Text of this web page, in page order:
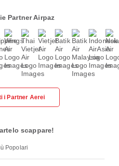
Partner Airpaz
i Partner Aerei
scappare!
Popolari